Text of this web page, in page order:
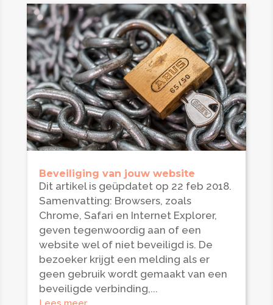
Beveiliging van jouw website
Dit artikel is geüpdatet op 22 feb 2018.
Samenvatting: Browsers, zoals
Chrome, Safari en Internet Explorer,
geven tegenwoordig aan of een
website wel of niet beveiligd is. De
bezoeker krijgt een melding als er
geen gebruik wordt gemaakt van een
beveiligde verbinding,...